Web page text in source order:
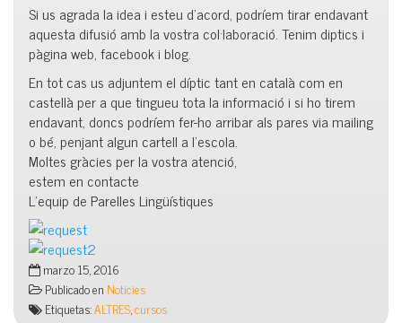
Si us agrada la idea i esteu d’acord, podríem tirar endavant
aquesta difusió amb la vostra col·laboració. Tenim diptics i
pàgina web, facebook i blog.
En tot cas us adjuntem el díptic tant en català com en
castellà per a que tingueu tota la informació i si ho tirem
endavant, doncs podríem fer-ho arribar als pares via mailing
o bé, penjant algun cartell a l’escola.
Moltes gràcies per la vostra atenció,
estem en contacte
L’equip de Parelles Lingüístiques
marzo 15, 2016
Publicado en Noticies
Etiquetas:ALTRES,cursos